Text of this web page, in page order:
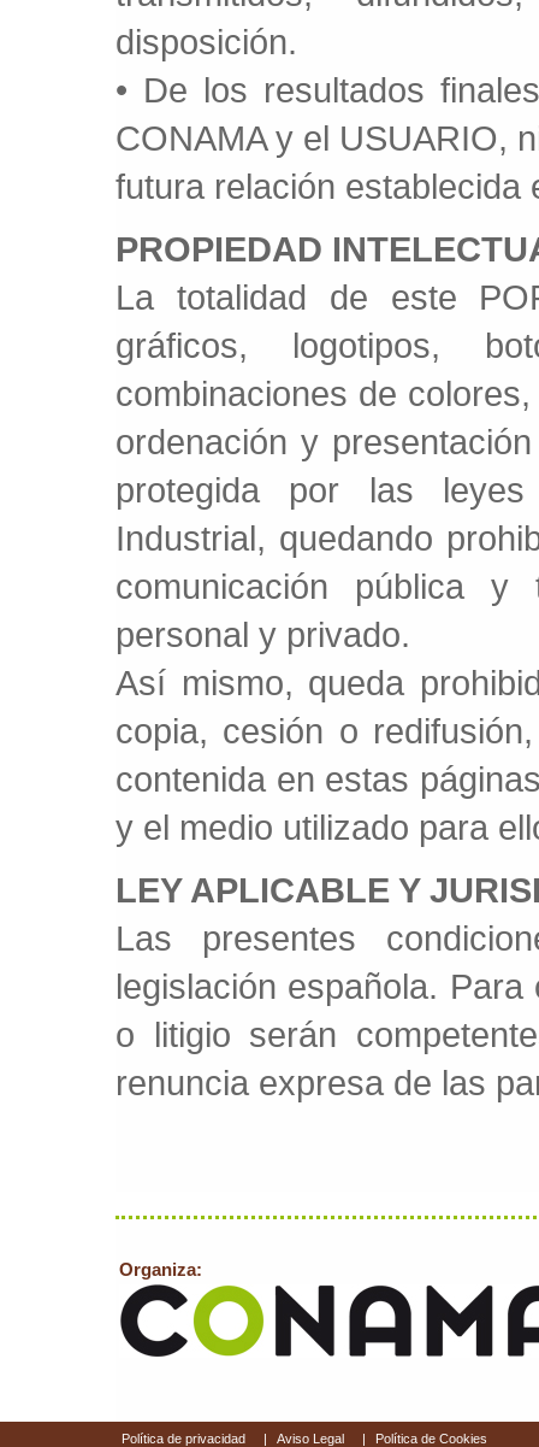
disposición.
• De los resultados
CONAMA y el USUARIO,
futura relación establecida
PROPIEDAD
La totalidad de este
gráficos, logotipos,
combinaciones de
ordenación y
protegida por las
Industrial, quedando
comunicación pública y
personal y privado.
Así mismo, queda
copia, cesión o
contenida en estas
y el medio utilizado para
LEY APLICABLE Y
Las presentes
legislación española.
o litigio serán
renuncia expresa de las
Organiza:
Política de privacidad | Aviso Legal | Política de Cookies